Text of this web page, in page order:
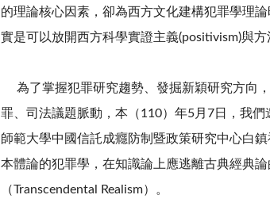
的理論核心因素，卻為西方文化建構犯罪學理
實是可以放開西方科學實證主義(positivism)與
為了掌握犯罪研究趨勢、發掘新穎研究方向
罪、司法議題脈動，本（110）年5月7日，我
師範大學中國信託成癮防制暨政策研究中心白
本體論的犯罪學，在知識論上應逃離古典經典
（Transcendental Realism）。